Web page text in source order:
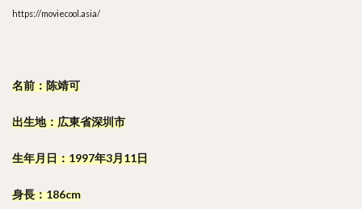
https://moviecool.asia/
名前：陈靖可
出生地：広東省深圳市
生年月日：1997年3月11日
身長：186cm